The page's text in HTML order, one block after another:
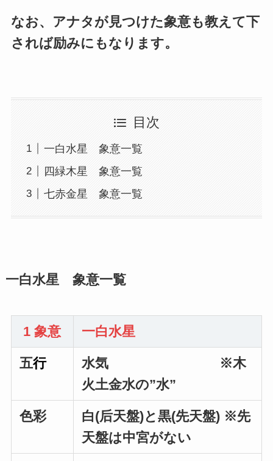
なお、アナタが見つけた象意も教えて下
されば励みにもなります。
目次
一白水星 象意一覧
四緑木星 象意一覧
七赤金星 象意一覧
一白水星 象意一覧
1 象意 一白水星
五行
水気 ※木
火土金水の”水”
色彩
白(后天盤)と黒(先天盤) ※先
天盤は中宮がない